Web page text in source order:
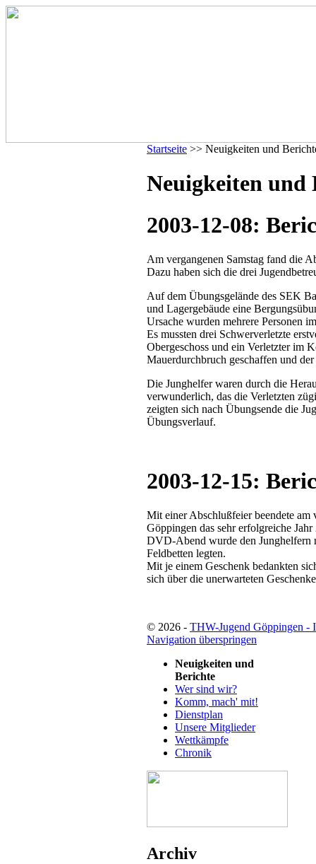
Startseite >> Neuigkeiten und
Neuigkeiten und
2003-12-08:
Am vergangenen Samstag fand die
Dazu haben sich die drei
Auf dem Übungsgelände des SEK
und Lagergebäude eine
Ursache wurden mehrere Personen
Es mussten drei Schwerverletzte
Obergeschoss und ein Verletzter im
Mauerdurchbruch geschaffen und
Die Junghelfer waren durch die
verwunderlich, das die Verletzten
zeigten sich nach Übungsende die
Übungsverlauf.
2003-12-15:
Mit einer Abschlußfeier beendete am
Göppingen das sehr erfolgreiche
DVD-Abend wurde den Junghelfern
Feldbetten legten.
Mit je einem Geschenk bedankten
sich über die unerwarteten
© 2026 - THW-Jugend Göppingen -
Navigation überspringen
Neuigkeiten und
Berichte
Wer sind wir?
Komm, mach' mit!
Dienstplan
Unsere Mitglieder
Wettkämpfe
Chronik
Archiv